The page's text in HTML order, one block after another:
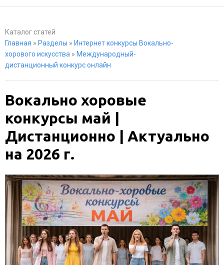
Каталог статей
Главная » Разделы » Интернет конкурсы Вокально-
хорового искусства » Международный-
дистанционный конкурс онлайн
Вокально хоровые
конкурсы май |
Дистанционно | Актуально
на 2026 г.